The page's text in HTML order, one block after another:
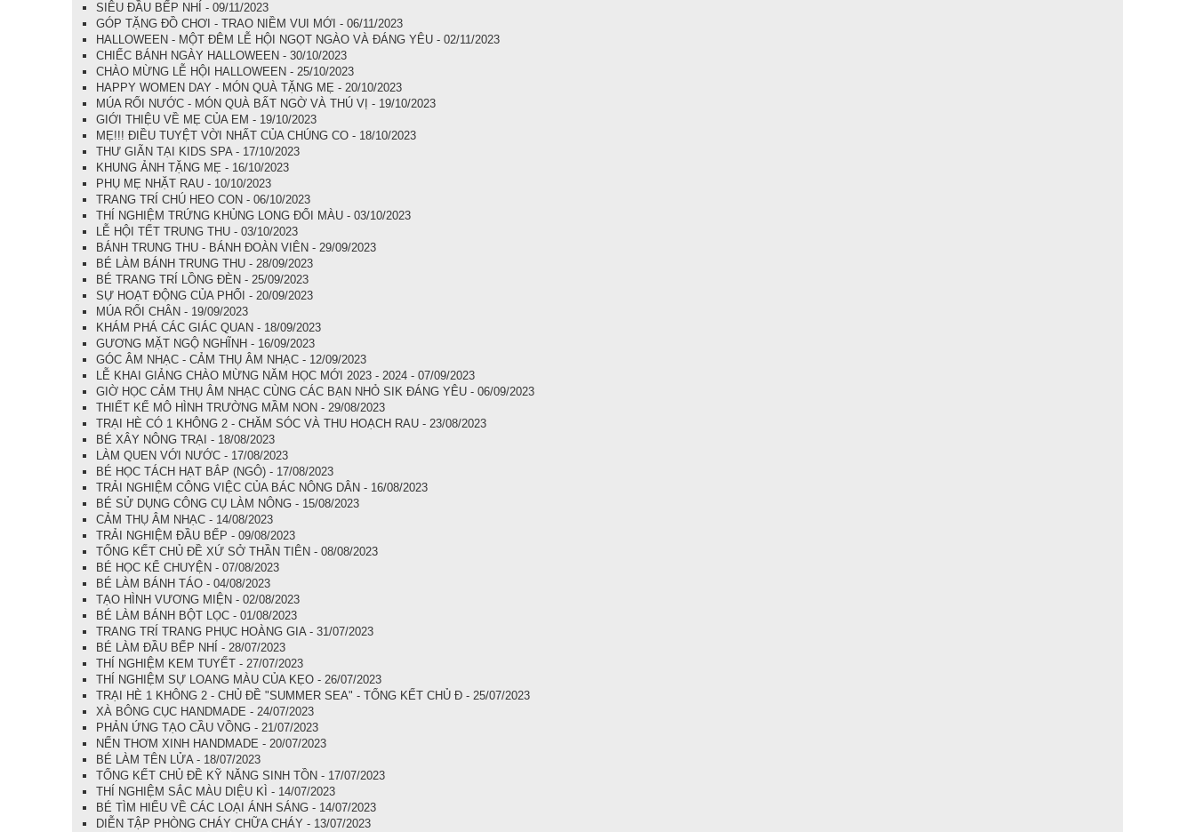
SIÊU ĐẦU BẾP NHÍ - 09/11/2023
GÓP TẶNG ĐỒ CHƠI - TRAO NIỀM VUI MỚI - 06/11/2023
HALLOWEEN - MỘT ĐÊM LỄ HỘI NGỌT NGÀO VÀ ĐÁNG YÊU - 02/11/2023
CHIẾC BÁNH NGÀY HALLOWEEN - 30/10/2023
CHÀO MỪNG LỄ HỘI HALLOWEEN - 25/10/2023
HAPPY WOMEN DAY - MÓN QUÀ TẶNG MẸ - 20/10/2023
MÚA RỐI NƯỚC - MÓN QUÀ BẤT NGỜ VÀ THÚ VỊ - 19/10/2023
GIỚI THIỆU VỀ MẸ CỦA EM - 19/10/2023
MẸ!!! ĐIỀU TUYỆT VỜI NHẤT CỦA CHÚNG CO - 18/10/2023
THƯ GIÃN TẠI KIDS SPA - 17/10/2023
KHUNG ẢNH TẶNG MẸ - 16/10/2023
PHỤ MẸ NHẶT RAU - 10/10/2023
TRANG TRÍ CHÚ HEO CON - 06/10/2023
THÍ NGHIỆM TRỨNG KHỦNG LONG ĐỔI MÀU - 03/10/2023
LỄ HỘI TẾT TRUNG THU - 03/10/2023
BÁNH TRUNG THU - BÁNH ĐOÀN VIÊN - 29/09/2023
BÉ LÀM BÁNH TRUNG THU - 28/09/2023
BÉ TRANG TRÍ LỒNG ĐÈN - 25/09/2023
SỰ HOẠT ĐỘNG CỦA PHỔI - 20/09/2023
MÚA RỐI CHÂN - 19/09/2023
KHÁM PHÁ CÁC GIÁC QUAN - 18/09/2023
GƯƠNG MẶT NGỘ NGHĨNH - 16/09/2023
GÓC ÂM NHẠC - CẢM THỤ ÂM NHẠC - 12/09/2023
LỄ KHAI GIẢNG CHÀO MỪNG NĂM HỌC MỚI 2023 - 2024 - 07/09/2023
GIỜ HỌC CẢM THỤ ÂM NHẠC CÙNG CÁC BẠN NHỎ SIK ĐÁNG YÊU - 06/09/2023
THIẾT KẾ MÔ HÌNH TRƯỜNG MẦM NON - 29/08/2023
TRẠI HÈ CÓ 1 KHÔNG 2 - CHĂM SÓC VÀ THU HOẠCH RAU - 23/08/2023
BÉ XÂY NÔNG TRẠI - 18/08/2023
LÀM QUEN VỚI NƯỚC - 17/08/2023
BÉ HỌC TÁCH HẠT BẮP (NGÔ) - 17/08/2023
TRẢI NGHIỆM CÔNG VIỆC CỦA BÁC NÔNG DÂN - 16/08/2023
BÉ SỬ DỤNG CÔNG CỤ LÀM NÔNG - 15/08/2023
CẢM THỤ ÂM NHẠC - 14/08/2023
TRẢI NGHIỆM ĐẦU BẾP - 09/08/2023
TỔNG KẾT CHỦ ĐỀ XỨ SỞ THẦN TIÊN - 08/08/2023
BÉ HỌC KỂ CHUYỆN - 07/08/2023
BÉ LÀM BÁNH TÁO - 04/08/2023
TẠO HÌNH VƯƠNG MIỆN - 02/08/2023
BÉ LÀM BÁNH BỘT LỌC - 01/08/2023
TRANG TRÍ TRANG PHỤC HOÀNG GIA - 31/07/2023
BÉ LÀM ĐẦU BẾP NHÍ - 28/07/2023
THÍ NGHIỆM KEM TUYẾT - 27/07/2023
THÍ NGHIỆM SỰ LOANG MÀU CỦA KẸO - 26/07/2023
TRẠI HÈ 1 KHÔNG 2 - CHỦ ĐỀ "SUMMER SEA" - TỔNG KẾT CHỦ Đ - 25/07/2023
XÀ BÔNG CỤC HANDMADE - 24/07/2023
PHẢN ỨNG TẠO CẦU VỒNG - 21/07/2023
NẾN THƠM XINH HANDMADE - 20/07/2023
BÉ LÀM TÊN LỬA - 18/07/2023
TỔNG KẾT CHỦ ĐỀ KỸ NĂNG SINH TỒN - 17/07/2023
THÍ NGHIỆM SẮC MÀU DIỆU KÌ - 14/07/2023
BÉ TÌM HIỂU VỀ CÁC LOẠI ÁNH SÁNG - 14/07/2023
DIỄN TẬP PHÒNG CHÁY CHỮA CHÁY - 13/07/2023